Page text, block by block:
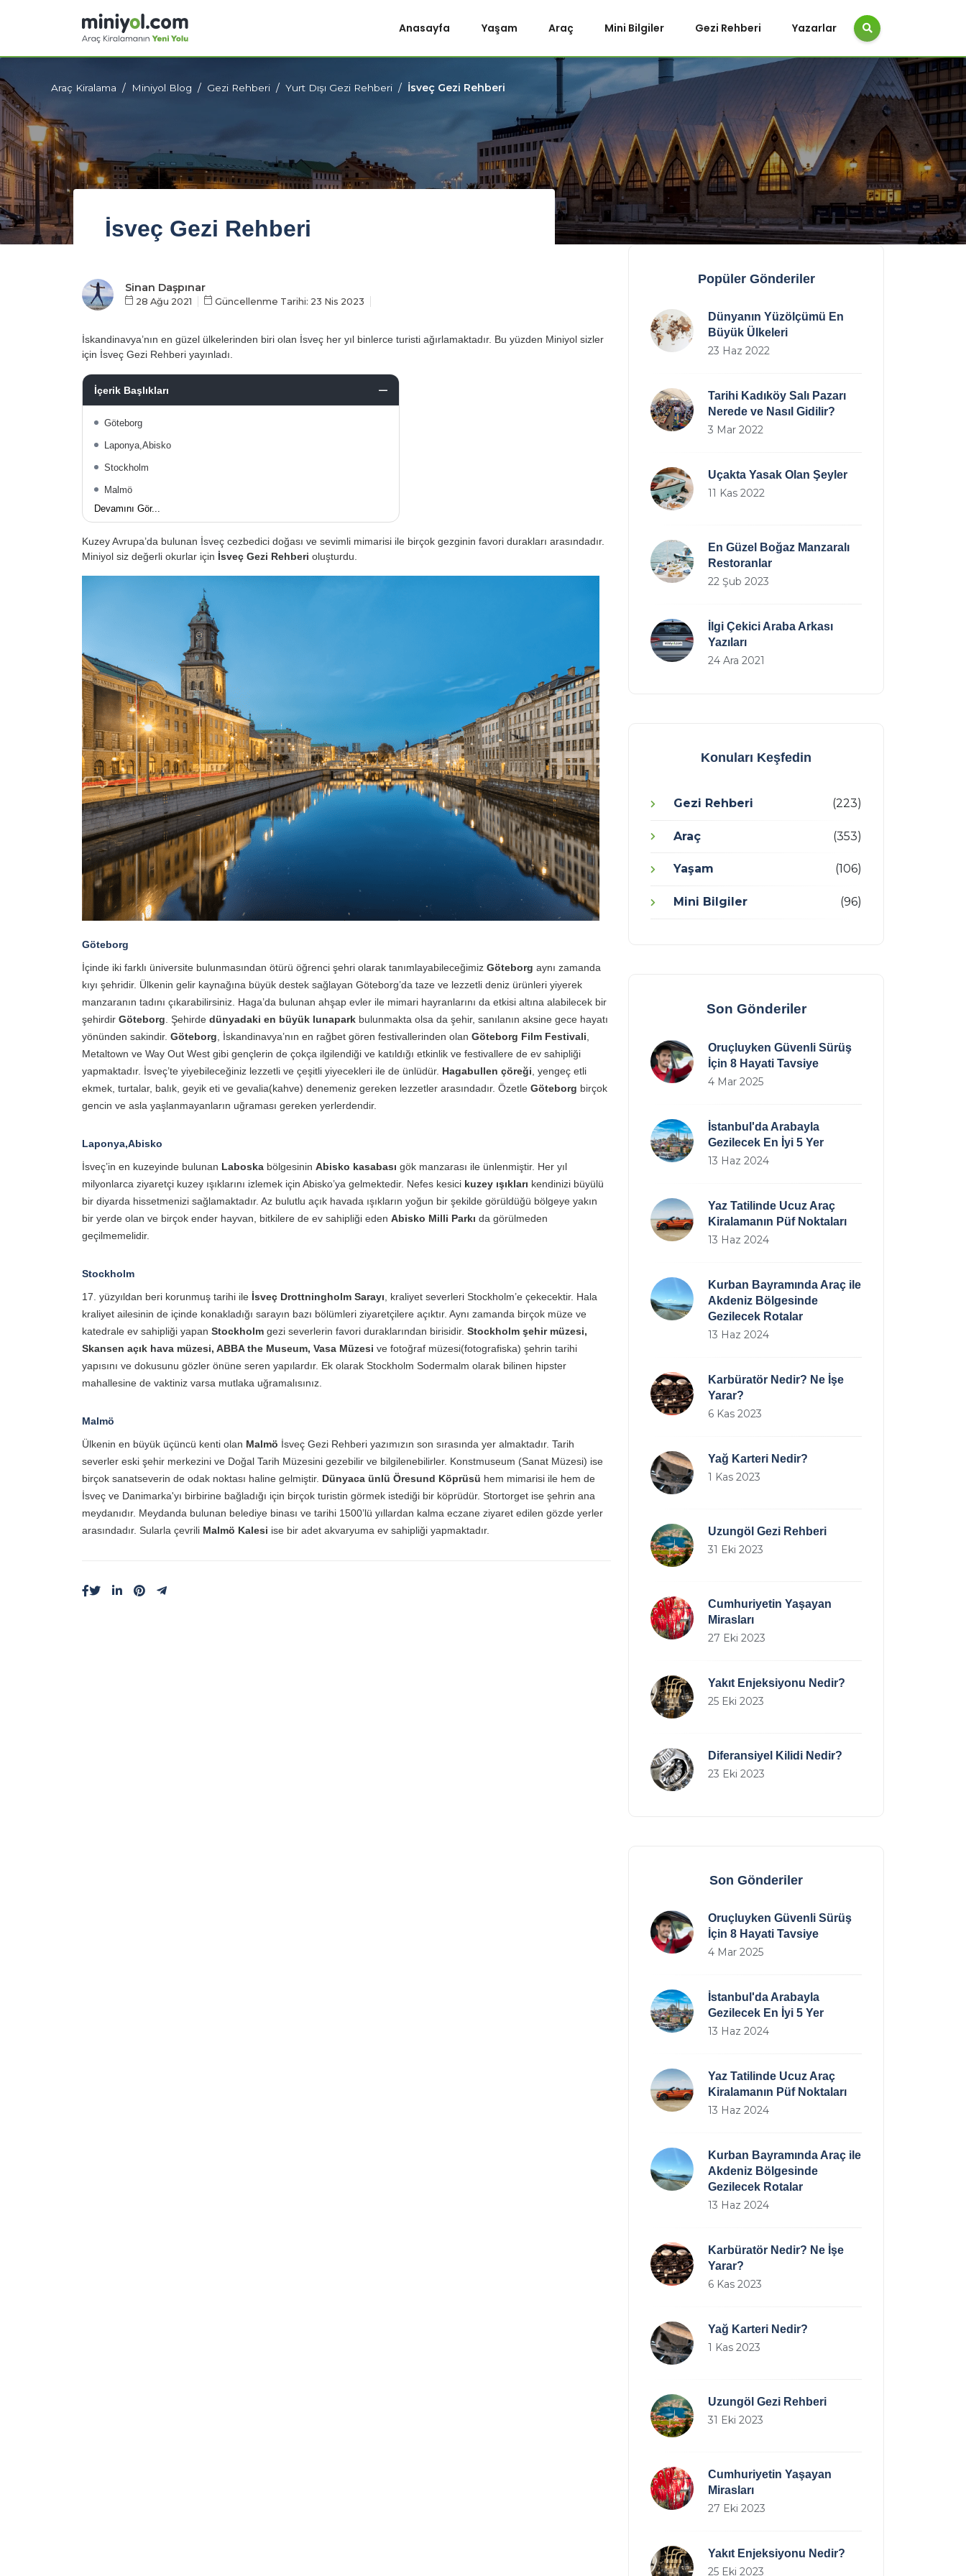
Anasayfa Yaşam Araç Mini Bilgiler Gezi Rehberi Yazarlar
Araç Kiralama Miniyol Blog Gezi Rehberi Yurt Dışı Gezi Rehberi İsveç Gezi Rehberi
İsveç Gezi Rehberi
Sinan Daşpınar
28 Ağu 2021 Güncellenme Tarihi: 23 Nis 2023
İskandinavya’nın en güzel ülkelerinden biri olan İsveç her yıl binlerce turisti ağırlamaktadır. Bu yüzden Miniyol sizler
için İsveç Gezi Rehberi yayınladı.
İçerik Başlıkları
Göteborg
Laponya,Abisko
Stockholm
Malmö
Devamını Gör...
Kuzey Avrupa’da bulunan İsveç cezbedici doğası ve sevimli mimarisi ile birçok gezginin favori durakları arasındadır.
Miniyol siz değerli okurlar için İsveç Gezi Rehberi oluşturdu.
Göteborg
İçinde iki farklı üniversite bulunmasından ötürü öğrenci şehri olarak tanımlayabileceğimiz Göteborg aynı zamanda
kıyı şehridir. Ülkenin gelir kaynağına büyük destek sağlayan Göteborg’da taze ve lezzetli deniz ürünleri yiyerek
manzaranın tadını çıkarabilirsiniz. Haga’da bulunan ahşap evler ile mimari hayranlarını da etkisi altına alabilecek bir
şehirdir Göteborg . Şehirde dünyadaki en büyük lunapark bulunmakta olsa da şehir, sanılanın aksine gece hayatı
yönünden sakindir. Göteborg , İskandinavya’nın en rağbet gören festivallerinden olan Göteborg Film Festivali
Metaltown ve Way Out West gibi gençlerin de çokça ilgilendiği ve katıldığı etkinlik ve festivallere de ev sahipliği
yapmaktadır. İsveç’te yiyebileceğiniz lezzetli ve çeşitli yiyecekleri ile de ünlüdür. Hagabullen çöreği , yengeç etli
ekmek, turtalar, balık, geyik eti ve gevalia(kahve) denemeniz gereken lezzetler arasındadır. Özetle Göteborg birçok
gencin ve asla yaşlanmayanların uğraması gereken yerlerdendir.
Laponya,Abisko
İsveç’in en kuzeyinde bulunan Laboska bölgesinin Abisko kasabası gök manzarası ile ünlenmiştir. Her yıl
milyonlarca ziyaretçi kuzey ışıklarını izlemek için Abisko’ya gelmektedir. Nefes kesici kuzey ışıkları kendinizi büyülü
bir diyarda hissetmenizi sağlamaktadır. Az bulutlu açık havada ışıkların yoğun bir şekilde görüldüğü bölgeye yakın
bir yerde olan ve birçok ender hayvan, bitkilere de ev sahipliği eden Abisko Milli Parkı da görülmeden
geçilmemelidir.
Stockholm
17. yüzyıldan beri korunmuş tarihi ile İsveç Drottningholm Sarayı , kraliyet severleri Stockholm’e çekecektir. Hala
kraliyet ailesinin de içinde konakladığı sarayın bazı bölümleri ziyaretçilere açıktır. Aynı zamanda birçok müze ve
katedrale ev sahipliği yapan Stockholm gezi severlerin favori duraklarından birisidir. Stockholm şehir müzesi,
Skansen açık hava müzesi, ABBA the Museum, Vasa Müzesi ve fotoğraf müzesi(fotografiska) şehrin tarihi
yapısını ve dokusunu gözler önüne seren yapılardır. Ek olarak Stockholm Sodermalm olarak bilinen hipster
mahallesine de vaktiniz varsa mutlaka uğramalısınız.
Malmö
Ülkenin en büyük üçüncü kenti olan Malmö İsveç Gezi Rehberi yazımızın son sırasında yer almaktadır. Tarih
severler eski şehir merkezini ve Doğal Tarih Müzesini gezebilir ve bilgilenebilirler. Konstmuseum (Sanat Müzesi) ise
birçok sanatseverin de odak noktası haline gelmiştir. Dünyaca ünlü Öresund Köprüsü hem mimarisi ile hem de
İsveç ve Danimarka'yı birbirine bağladığı için birçok turistin görmek istediği bir köprüdür. Stortorget ise şehrin ana
meydanıdır. Meydanda bulunan belediye binası ve tarihi 1500’lü yıllardan kalma eczane ziyaret edilen gözde yerler
arasındadır. Sularla çevrili Malmö Kalesi ise bir adet akvaryuma ev sahipliği yapmaktadır.
Popüler Gönderiler
Dünyanın Yüzölçümü En
Büyük Ülkeleri
23 Haz 2022
Tarihi Kadıköy Salı Pazarı
Nerede ve Nasıl Gidilir?
3 Mar 2022
Uçakta Yasak Olan Şeyler
11 Kas 2022
En Güzel Boğaz Manzaralı
Restoranlar
22 Şub 2023
İlgi Çekici Araba Arkası
Yazıları
24 Ara 2021
Konuları Keşfedin
Gezi Rehberi (223)
Araç (353)
Yaşam (106)
Mini Bilgiler (96)
Son Gönderiler
Oruçluyken Güvenli Sürüş
İçin 8 Hayati Tavsiye
4 Mar 2025
İstanbul'da Arabayla
Gezilecek En İyi 5 Yer
13 Haz 2024
Yaz Tatilinde Ucuz Araç
Kiralamanın Püf Noktaları
13 Haz 2024
Kurban Bayramında Araç ile
Akdeniz Bölgesinde
Gezilecek Rotalar
13 Haz 2024
Karbüratör Nedir? Ne İşe
Yarar?
6 Kas 2023
Yağ Karteri Nedir?
1 Kas 2023
Uzungöl Gezi Rehberi
31 Eki 2023
Cumhuriyetin Yaşayan
Mirasları
27 Eki 2023
Yakıt Enjeksiyonu Nedir?
25 Eki 2023
Diferansiyel Kilidi Nedir?
23 Eki 2023
Son Gönderiler
Oruçluyken Güvenli Sürüş
İçin 8 Hayati Tavsiye
4 Mar 2025
İstanbul'da Arabayla
Gezilecek En İyi 5 Yer
13 Haz 2024
Yaz Tatilinde Ucuz Araç
Kiralamanın Püf Noktaları
13 Haz 2024
Kurban Bayramında Araç ile
Akdeniz Bölgesinde
Gezilecek Rotalar
13 Haz 2024
Karbüratör Nedir? Ne İşe
Yarar?
6 Kas 2023
Yağ Karteri Nedir?
1 Kas 2023
Uzungöl Gezi Rehberi
31 Eki 2023
Cumhuriyetin Yaşayan
Mirasları
27 Eki 2023
Yakıt Enjeksiyonu Nedir?
25 Eki 2023